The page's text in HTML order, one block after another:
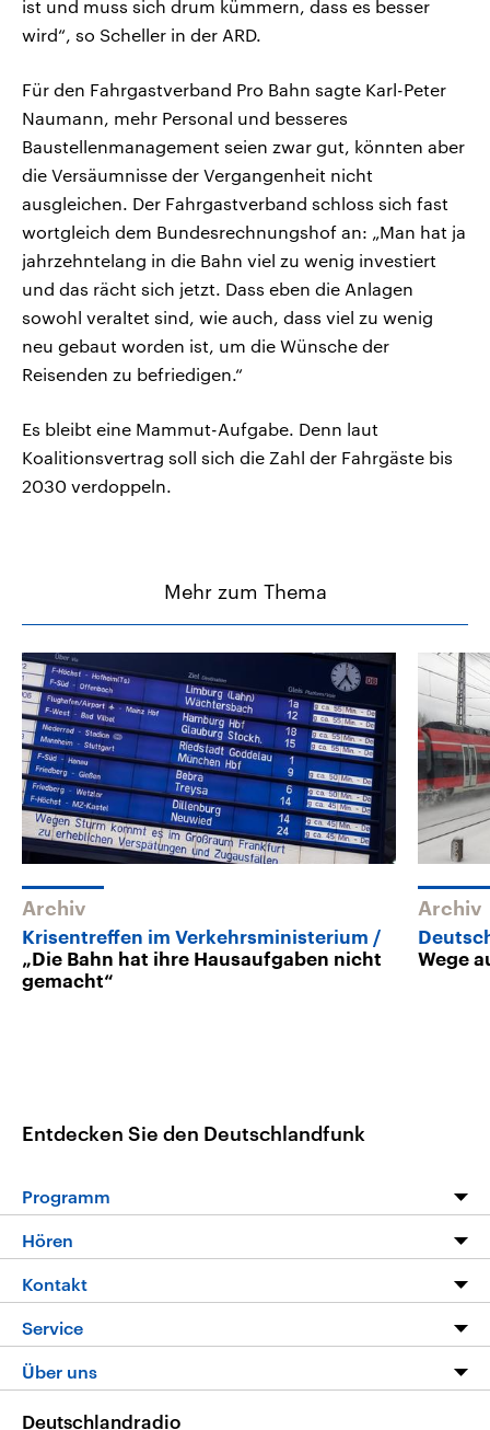
ist und muss sich drum kümmern, dass es besser
wird“, so Scheller in der ARD.
Für den Fahrgastverband Pro Bahn sagte Karl-Peter
Naumann, mehr Personal und besseres
Baustellenmanagement seien zwar gut, könnten aber
die Versäumnisse der Vergangenheit nicht
ausgleichen. Der Fahrgastverband schloss sich fast
wortgleich dem Bundesrechnungshof an: „Man hat ja
jahrzehntelang in die Bahn viel zu wenig investiert
und das rächt sich jetzt. Dass eben die Anlagen
sowohl veraltet sind, wie auch, dass viel zu wenig
neu gebaut worden ist, um die Wünsche der
Reisenden zu befriedigen.“
Es bleibt eine Mammut-Aufgabe. Denn laut
Koalitionsvertrag soll sich die Zahl der Fahrgäste bis
2030 verdoppeln.
Mehr zum Thema
Archiv
Krisentreffen im Verkehrsministerium
„Die Bahn hat ihre Hausaufgaben nicht
gemacht“
Archiv
Wege
Entdecken Sie den Deutschlandfunk
Programm
Programm
Die Nachrichten
Nachrichtenleicht
Neue Beiträge auf dlf.de
Hören
Livestream
Podcasts
Deutschlandfunk App
Nachrichten App
Kontakt
Hörerservice
Service
FAQ
Über uns
Deutschlandradio